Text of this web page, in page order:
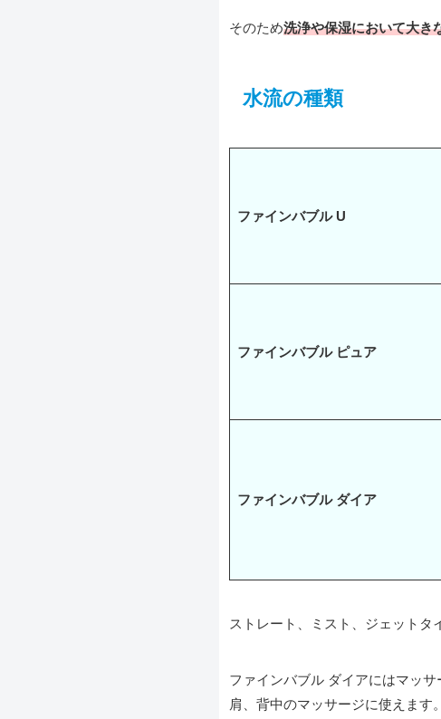
そのため洗浄や保湿において大き
水流の種類
ファインバブル U
ファインバブル ピュア
ファインバブル ダイア
ストレート、ミスト、ジェットタ
ファインバブル ダイアにはマッ
肩、背中のマッサージに使えます。